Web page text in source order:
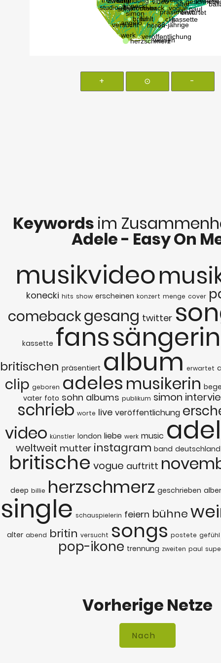
+ ⊙ -
Keywords im
Adele - Easy On
musikvideo
konecki hits show erscheinen konzert menge cover
comebackgesang twitter
kassette fanssängerin
britischen präsentiert album erwartet
clip geboren adeles musikerin
vater foto sohn albums publikum simon
schrieb worte live veröffentlichung
video künstler london liebe werk music
weltweit mutter instagram band deutschland
britische vogue auftritt
deep billie herzschmerz geschrieben
single schauspielerin feiern bühne
alter abend britin versucht songs postete gefühl
pop-ikone trennung zweiten paul
Vorherige Netze